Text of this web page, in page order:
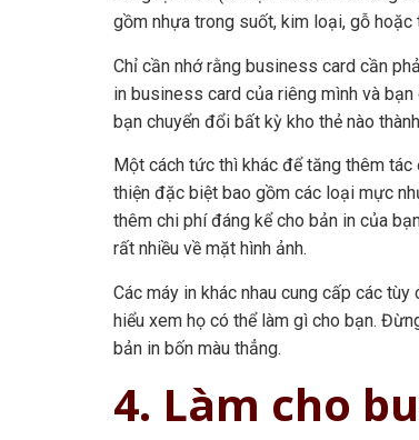
gồm nhựa trong suốt, kim loại, gỗ hoặc
Chỉ cần nhớ rằng business card cần
in business card của riêng mình và
bạn chuyển đổi bất kỳ kho thẻ nào
Một cách tức thì khác để tăng thêm
thiện đặc biệt bao gồm các loại mực
thêm chi phí đáng kể cho bản in của
rất nhiều về mặt hình ảnh.
Các máy in khác nhau cung cấp các
hiểu xem họ có thể làm gì cho bạn.
bản in bốn màu thẳng.
4. Làm cho